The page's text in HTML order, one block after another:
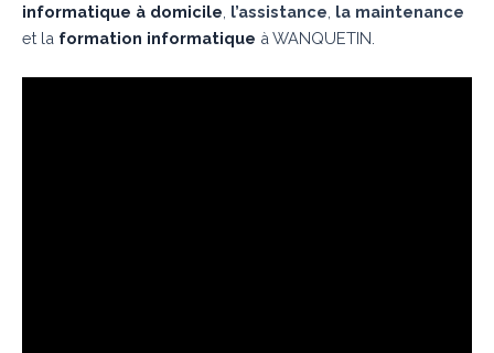
informatique à domicile l’assistance la maintenance
et la formation informatique à WANQUETIN.